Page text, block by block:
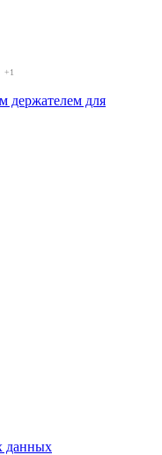
+1
держателем для
данных